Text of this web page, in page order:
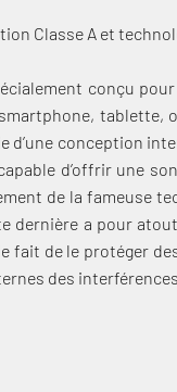
Classe A et
conçu
tablette,
conception
d’offrir une
de la fameuse
dernière a pour
fait de le protéger
des